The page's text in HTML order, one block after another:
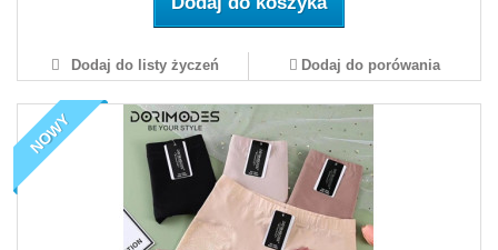
Dodaj do listy życzeń Dodaj do porówania
NOWY